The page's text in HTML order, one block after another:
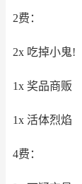
2费：
2x 吃掉小鬼!
1x 奖品商贩
1x 活体烈焰
4费：